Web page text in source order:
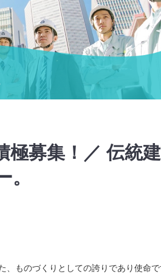
極募集！／ 伝統
ものづくりとしての誇りであり使命で